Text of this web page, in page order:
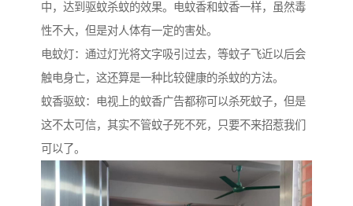
中，达到驱蚊杀蚊的效果。电蚊香和蚊香一样，虽然毒
性不大，但是对人体有一定的害处。
电蚊灯：通过灯光将文字吸引过去，等蚊子飞近以后会
触电身亡，这还算是一种比较健康的杀蚊的方法。
蚊香驱蚊：电视上的蚊香广告都称可以杀死蚊子，但是
这不太可信，其实不管蚊子死不死，只要不来招惹我们
可以了。